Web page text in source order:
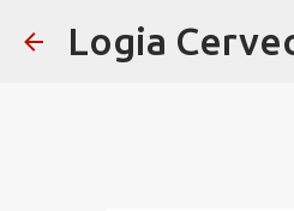
Logia